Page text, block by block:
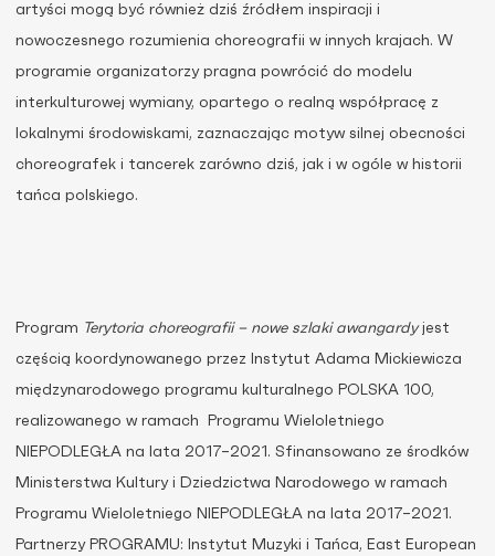
artyści mogą być również dziś źródłem inspiracji i
nowoczesnego rozumienia choreografii w innych krajach. W
programie organizatorzy pragna powrócić do modelu
interkulturowej wymiany, opartego o realną współpracę z
lokalnymi środowiskami, zaznaczając motyw silnej obecności
choreografek i tancerek zarówno dziś, jak i w ogóle w historii
tańca polskiego.
Program Terytoria choreografii – nowe szlaki awangardyjest
częścią koordynowanego przez Instytut Adama Mickiewicza
międzynarodowego programu kulturalnego POLSKA 100,
realizowanego w ramach Programu Wieloletniego
NIEPODLEGŁA na lata 2017–2021. Sfinansowano ze środków
Ministerstwa Kultury i Dziedzictwa Narodowego w ramach
Programu Wieloletniego NIEPODLEGŁA na lata 2017–2021.
Partnerzy PROGRAMU: Instytut Muzyki i Tańca, East European